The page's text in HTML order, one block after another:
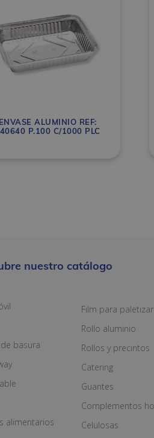
ALUMINIO REF:
P.100 C/1000 PLC
nuestro catálogo
basura
alimentarios
Film para paletizar
Rollo aluminio
Rollos y precintos
Catering
Guantes
Complementos
Celulosas